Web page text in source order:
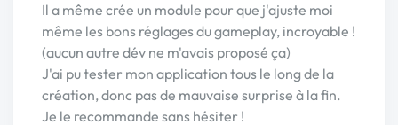
Il a même crée un module pour que j'ajuste moi
même les bons réglages du gameplay, incroyable !
(aucun autre dév ne m'avais proposé ça)
J'ai pu tester mon application tous le long de la
création, donc pas de mauvaise surprise à la fin.
Je le recommande sans hésiter !